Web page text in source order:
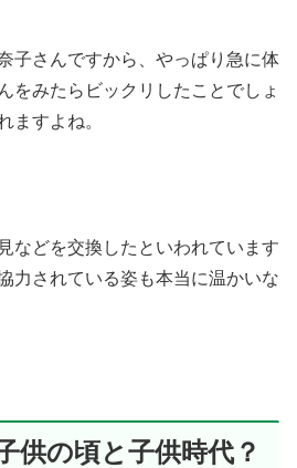
子さんですから、やっぱり急に体
をみたらビックリしたことでしょ
ますよね。
などを交換したといわれています
力されている姿も本当に温かいな
供の頃と子供時代？